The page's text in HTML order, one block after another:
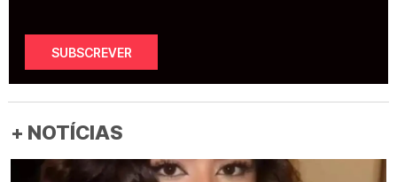
SUBSCREVER
+ NOTÍCIAS